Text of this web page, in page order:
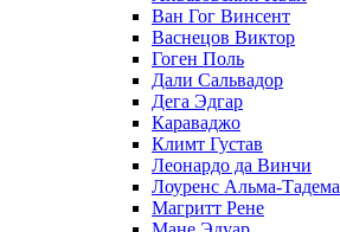
Ван Гог Винсент
Васнецов Виктор
Гоген Поль
Дали Сальвадор
Дега Эдгар
Караваджо
Климт Густав
Леонардо да Винчи
Лоуренс Альма-Тадема
Магритт Рене